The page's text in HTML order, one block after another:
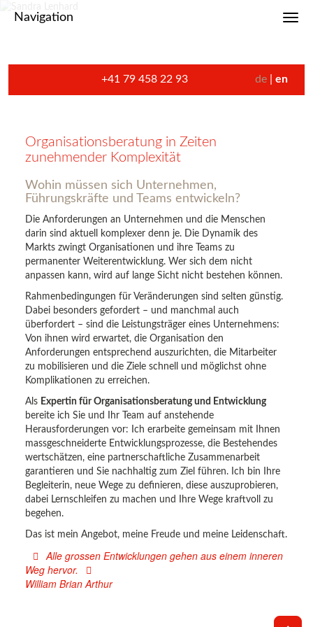
Navigation
+41 79 458 22 93 de en
Organisationsberatung in Zeiten
zunehmender Komplexität
Wohin müssen sich Unternehmen,
Führungskräfte und Teams entwickeln?
Die Anforderungen an Unternehmen und die Menschen
darin sind aktuell komplexer denn je. Die Dynamik des
Markts zwingt Organisationen und ihre Teams zu
permanenter Weiterentwicklung. Wer sich dem nicht
anpassen kann, wird auf lange Sicht nicht bestehen können.
Rahmenbedingungen für Veränderungen sind selten günstig.
Dabei besonders gefordert – und manchmal auch
überfordert – sind die Leistungsträger eines Unternehmens:
Von ihnen wird erwartet, die Organisation den
Anforderungen entsprechend auszurichten, die Mitarbeiter
zu mobilisieren und die Ziele schnell und möglichst ohne
Komplikationen zu erreichen.
Als Expertin für Organisationsberatung und Entwicklung
bereite ich Sie und Ihr Team auf anstehende
Herausforderungen vor: Ich erarbeite gemeinsam mit Ihnen
massgeschneiderte Entwicklungsprozesse, die Bestehendes
wertschätzen, eine partnerschaftliche Zusammenarbeit
garantieren und Sie nachhaltig zum Ziel führen. Ich bin Ihre
Begleiterin, neue Wege zu definieren, diese auszuprobieren,
dabei Lernschleifen zu machen und Ihre Wege kraftvoll zu
begehen.
Das ist mein Angebot, meine Freude und meine Leidenschaft.
Alle grossen Entwicklungen gehen aus einem inneren
Weg hervor.
William Brian Arthur